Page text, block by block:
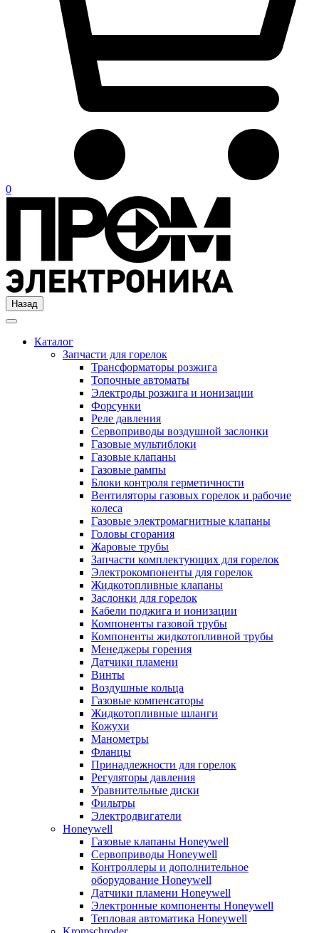
0
Назад
Каталог
Запчасти для горелок
Трансформаторы розжига
Топочные автоматы
Электроды розжига и ионизации
Форсунки
Реле давления
Сервоприводы воздушной заслонки
Газовые мультиблоки
Газовые клапаны
Газовые рампы
Блоки контроля герметичности
Вентиляторы газовых горелок и рабочие
колеса
Газовые электромагнитные клапаны
Головы сгорания
Жаровые трубы
Запчасти комплектующих для горелок
Электрокомпоненты для горелок
Жидкотопливные клапаны
Заслонки для горелок
Кабели поджига и ионизации
Компоненты газовой трубы
Компоненты жидкотопливной трубы
Менеджеры горения
Датчики пламени
Винты
Воздушные кольца
Газовые компенсаторы
Жидкотопливные шланги
Кожухи
Манометры
Фланцы
Принадлежности для горелок
Регуляторы давления
Уравнительные диски
Фильтры
Электродвигатели
Honeywell
Газовые клапаны Honeywell
Сервоприводы Honeywell
Контроллеры и дополнительное
оборудование Honeywell
Датчики пламени Honeywell
Электронные компоненты Honeywell
Тепловая автоматика Honeywell